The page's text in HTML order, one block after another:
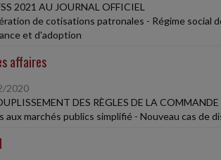
2021 AU JOURNAL OFFICIEL
de cotisations patronales - Régime social
et d'adoption
affaires
2020
DES RÈGLES DE LA
aux marchés publics simplifié - Nouveau cas de